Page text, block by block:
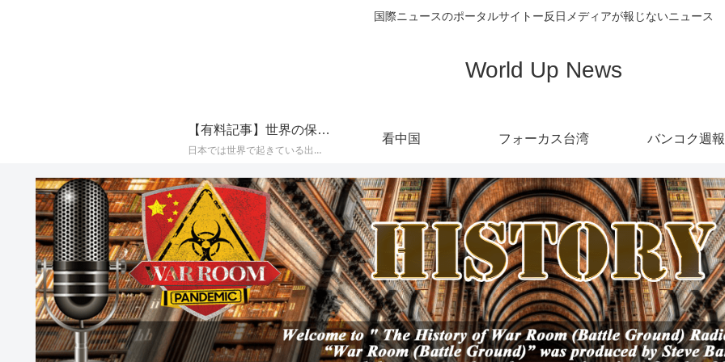
国際ニュースのポータルサイトー反日メディアが報じないニュース
World Up News
【有料記事】世界の保守系メディアの最新国際ニュースまとめ【定期購読（サブスクリプション）】
日本では世界で起きている出来事が報じられることが少なく、かつプロパガンダ（政治的宣伝）やフェイク（嘘）で塗り固められた海外メディアのニュースをそのまま垂れ流すメディアが多いことから、世界の保守系とされるメディアに絞り、その最新の国際ニュースをAIによって日本語でまとめて配信しております。
看中国 フォーカス台湾 バンコク週報